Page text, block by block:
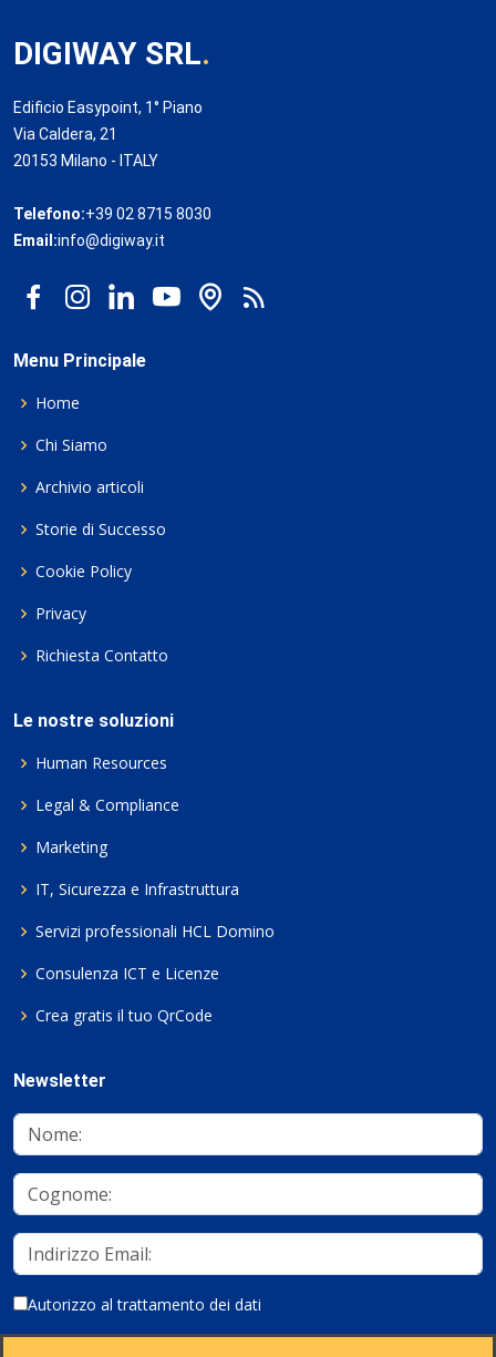
DIGIWAY SRL.
Edificio Easypoint, 1° Piano
Via Caldera, 21
20153 Milano - ITALY
Telefono:+39 02 8715 8030
Email:info@digiway.it
Menu Principale
Home
Chi Siamo
Archivio articoli
Storie di Successo
Cookie Policy
Privacy
Richiesta Contatto
Le nostre soluzioni
Human Resources
Legal & Compliance
Marketing
IT, Sicurezza e Infrastruttura
Servizi professionali HCL Domino
Consulenza ICT e Licenze
Crea gratis il tuo QrCode
Newsletter
Autorizzo al trattamento dei dati